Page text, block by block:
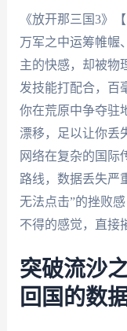
《放开那三国3》
万军之中运筹帷幄
主的快感，却被物
发技能打配合，百
你在荒原中争夺驻
漂移，足以让你丢
网络在复杂的国际
路线，数据丢失严
无法点击”的挫败
不得的感觉，直接
突破流沙
回国的数